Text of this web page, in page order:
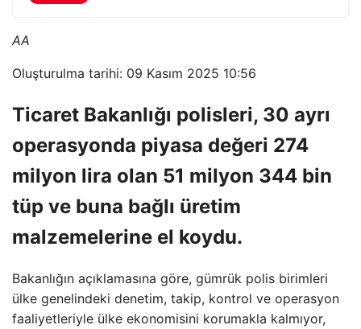
AA
Oluşturulma tarihi: 09 Kasım 2025 10:56
Ticaret Bakanlığı polisleri, 30 ayrı
operasyonda piyasa değeri 274
milyon lira olan 51 milyon 344 bin
tüp ve buna bağlı üretim
malzemelerine el koydu.
Bakanlığın açıklamasına göre, gümrük polis birimleri
ülke genelindeki denetim, takip, kontrol ve operasyon
faaliyetleriyle ülke ekonomisini korumakla kalmıyor,